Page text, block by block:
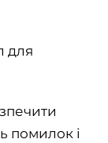
для
помилок і